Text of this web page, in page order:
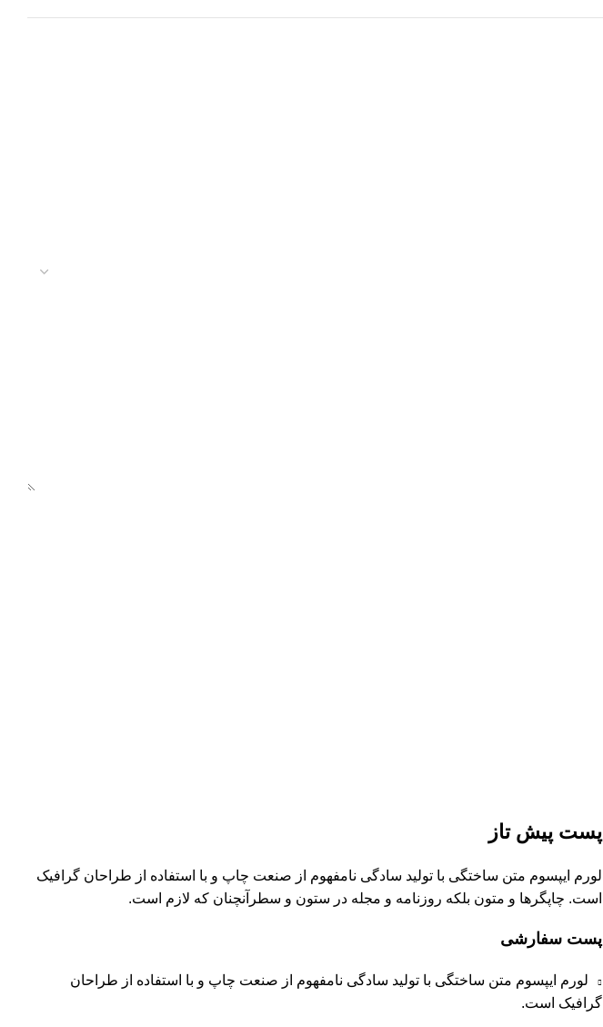
پست پیش تاز
لورم ایپسوم متن ساختگی با تولید سادگی نامفهوم از صنعت چاپ و با استفاده از طراحان گرافیک
است. چاپگرها و متون بلکه روزنامه و مجله در ستون و سطرآنچنان که لازم است.
پست سفارشی
لورم ایپسوم متن ساختگی با تولید سادگی نامفهوم از صنعت چاپ و با استفاده از طراحان
گرافیک است.